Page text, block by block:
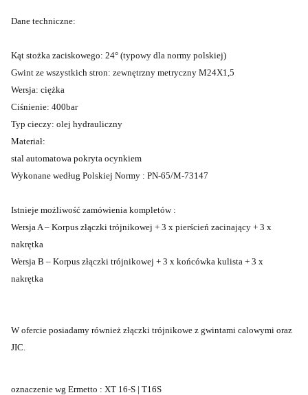
Dane techniczne:
Kąt stożka zaciskowego: 24° (typowy dla normy polskiej)
Gwint ze wszystkich stron: zewnętrzny metryczny M24X1,5
Wersja: ciężka
Ciśnienie: 400bar
Typ cieczy: olej hydrauliczny
Materiał:
stal automatowa pokryta ocynkiem
Wykonane według Polskiej Normy : PN-65/M-73147
Istnieje możliwość zamówienia kompletów :
Wersja A – Korpus złączki trójnikowej + 3 x pierścień zacinający + 3 x
nakrętka
Wersja B – Korpus złączki trójnikowej + 3 x końcówka kulista + 3 x
nakrętka
W ofercie posiadamy również złączki trójnikowe z gwintami calowymi oraz
JIC.
oznaczenie wg Ermetto : XT 16-S | T16S